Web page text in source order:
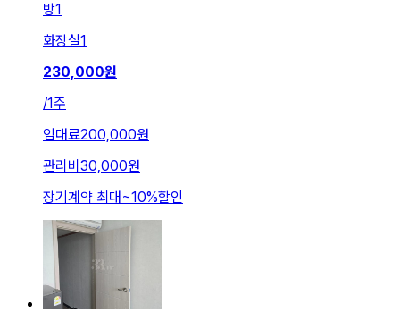
방1
화장실1
230,000원
/1주
임대료200,000원
관리비 30,000원
장기계약 최대~10%할인